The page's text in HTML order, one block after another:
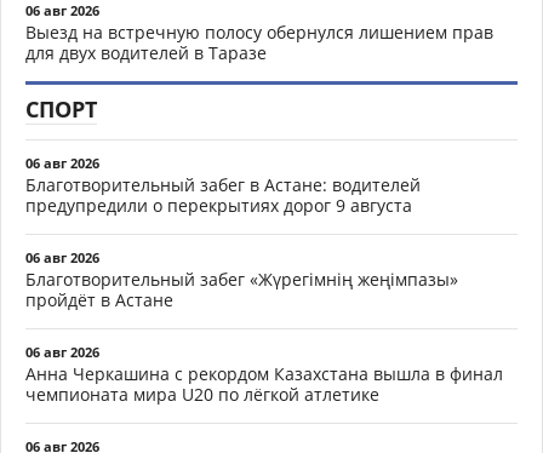
06 авг 2026
Выезд на встречную полосу обернулся лишением прав
для двух водителей в Таразе
СПОРТ
06 авг 2026
Благотворительный забег в Астане: водителей
предупредили о перекрытиях дорог 9 августа
06 авг 2026
Благотворительный забег «Жүрегімнің жеңімпазы»
пройдёт в Астане
06 авг 2026
Анна Черкашина с рекордом Казахстана вышла в финал
чемпионата мира U20 по лёгкой атлетике
06 авг 2026